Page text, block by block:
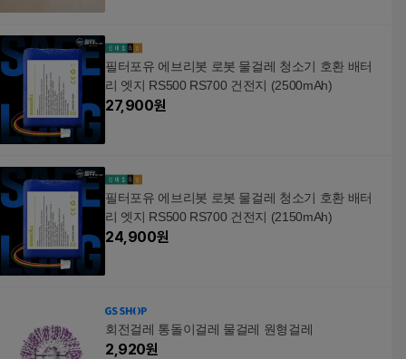
필터포유 에브리봇 로봇 물걸레 청소기 호환 배터
리 엣지 RS500 RS700 건전지 (2500mAh)
27,900원
필터포유 에브리봇 로봇 물걸레 청소기 호환 배터
리 엣지 RS500 RS700 건전지 (2150mAh)
24,900원
회전걸레 통돌이걸레 물걸레 원형걸레
2,920원